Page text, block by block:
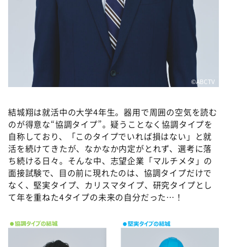
©ABCTV
結城翔は就活中の大学4年生。器用で周囲の空気を読む
のが得意な“協調タイプ”。疑うことなく協調タイプを
自称しており、「このタイプでいれば損はない」と就
活を続けてきたが、なかなか内定がとれず、選考に落
ち続ける日々。そんな中、志望企業「マルチメタ」の
面接試験で、目の前に現れたのは、協調タイプだけで
なく、堅実タイプ、カリスマタイプ、研究タイプとし
て年を重ねた4タイプの未来の自分だった…！